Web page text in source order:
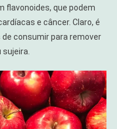
flavonoides, que podem
e câncer. Claro, é
consumir para remover
sujeira.